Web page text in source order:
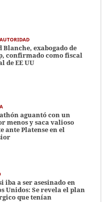
Blanche, exabogado de
confirmado como fiscal
de EE UU
aguantó con un
menos y saca valioso
ante Platense en el
iba a ser asesinado en
Unidos: Se revela el plan
que tenían